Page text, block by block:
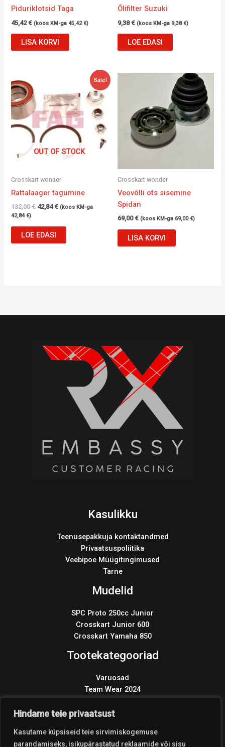
Hindame teie privaatsust
Kasutame küpsiseid teie sirvimiskogemuse
parandamiseks, isikupärastatud reklaamide või sisu
Piduriklotsid Taga
45,42€ (koos KM-ga45,42 €)
LISA KORVI
Õlifilter Suzuki
9,38€ (koos KM-ga 9,38 €)
LOE EDASI
Sale!
OUT OF STOCK
Crosskart wonder
Rattalaager tagumine
132,00€
oli:
132,00 €.
42,84€
is:
42,84 €.
(koos KM-ga
42,84 €)
LOE EDASI
Crosskart wonder
Veovõlli ots sisemine
Spidan
69,00€ (koos KM-ga 69,00 €)
LISA KORVI
Kasulikku
Teenusepakkuja kontaktandmed
Privaatsuspoliitika
Veebipoe Müügitingimused
Tarne
Mudelid
SPC Proto 250cc Junior
Crosskart Junior 600
Crosskart Yamaha 850
Tootekategooriad
Varuosad
Team Wear 2024
Wonder KIT 2024
Products
search